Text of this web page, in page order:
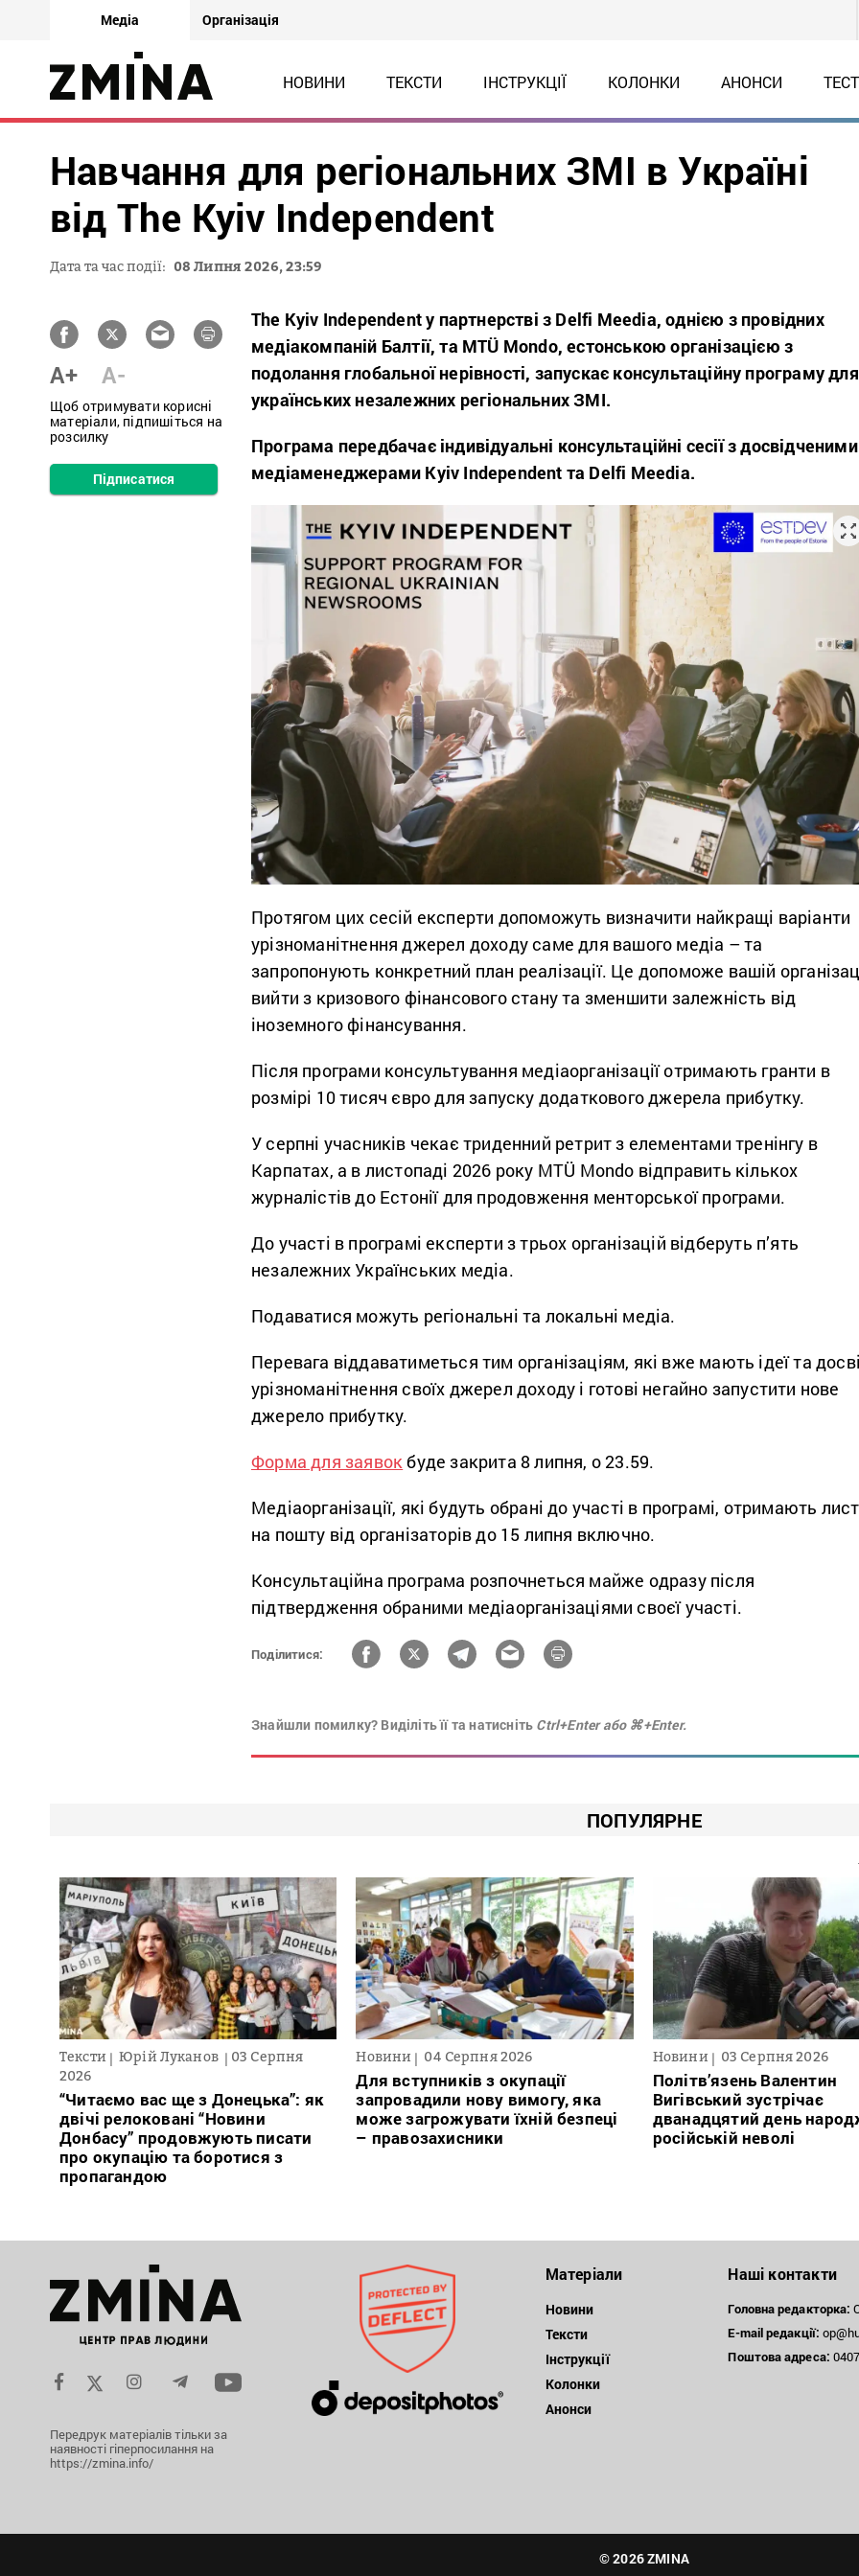
Медіа Організація
НОВИНИ ТЕКСТИ ІНСТРУКЦІЇ КОЛОНКИ АНОНСИ
Навчання для регіональних ЗМІ в Україні
від The Kyiv Independent
Дата та час події: 08 Липня 2026, 23:59
A+ A-
Щоб отримувати корисні
матеріали, підпишіться на
розсилку
Підписатися
The Kyiv Independent у партнерстві з Delfi Meedia, однією з провідних
медіакомпаній Балтії, та MTÜ Mondo, естонською організацією з
подолання глобальної нерівності, запускає консультаційну програму для
українських незалежних регіональних ЗМІ.
Програма передбачає індивідуальні консультаційні сесії з досвідченими
медіаменеджерами Kyiv Independent та Delfi Meedia.
Протягом цих сесій експерти допоможуть визначити найкращі варіанти
урізноманітнення джерел доходу саме для вашого медіа – та
запропонують конкретний план реалізації. Це допоможе вашій
вийти з кризового фінансового стану та зменшити залежність від
іноземного фінансування.
Після програми консультування медіаорганізації отримають гранти в
розмірі 10 тисяч євро для запуску додаткового джерела прибутку.
У серпні учасників чекає триденний ретрит з елементами тренінгу в
Карпатах, а в листопаді 2026 року MTÜ Mondo відправить кількох
журналістів до Естонії для продовження менторської програми.
До участі в програмі експерти з трьох організацій відберуть п’ять
незалежних Українських медіа.
Подаватися можуть регіональні та локальні медіа.
Перевага віддаватиметься тим організаціям, які вже мають ідеї та
урізноманітнення своїх джерел доходу і готові негайно запустити нове
джерело прибутку.
Форма для заявокбуде закрита 8 липня, о 23.59.
Медіаорганізації, які будуть обрані до участі в програмі, отримають
на пошту від організаторів до 15 липня включно.
Консультаційна програма розпочнеться майже одразу після
підтвердження обраними медіаорганізаціями своєї участі.
Поділитися:
Знайшли помилку? Виділіть її та натисніть Ctrl+Enter або ⌘+Enter.
ПОПУЛЯРНЕ
Тексти Юрій Луканов
03 Серпня
2026
“Читаємо вас ще з Донецька”: як
двічі релоковані “Новини
Донбасу” продовжують писати
про окупацію та боротися з
пропагандою
Новини 04 Серпня 2026
Для вступників з окупації
запровадили нову вимогу, яка
може загрожувати їхній безпеці
– правозахисники
Новини 03 Серпня 2026
Політв’язень Валентин
Вигівський зустрічає
дванадцятий день
російській неволі
Передрук матеріалів тільки за
наявності гіперпосилання на
https://zmina.info/
Матеріали
Новини
Тексти
Інструкції
Колонки
Анонси
Наші контакти
Головна редакторка:
E-mail редакції:
Поштоваадреса:
© 2026 ZMINA